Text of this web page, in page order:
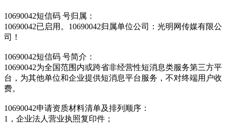
10690042短信码 号归属：
10690042已启用。10690042归属单位公司：光明网传媒有限公
司！
10690042短信码 号简介：
10690042为全国范围内或跨省非经营性短消息类服务第三方平
台，为其他单位和企业提供短消息平台服务，不对终端用户收
费。
10690042申请资质材料清单及排列顺序：
1，企业法人营业执照复印件；